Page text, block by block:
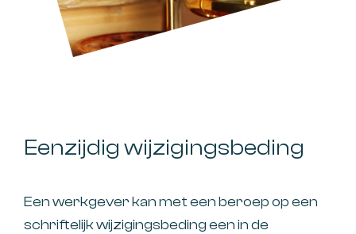
Eenzijdig wijzigingsbeding
Een werkgever kan met een beroep op een
schriftelijk wijzigingsbeding een in de